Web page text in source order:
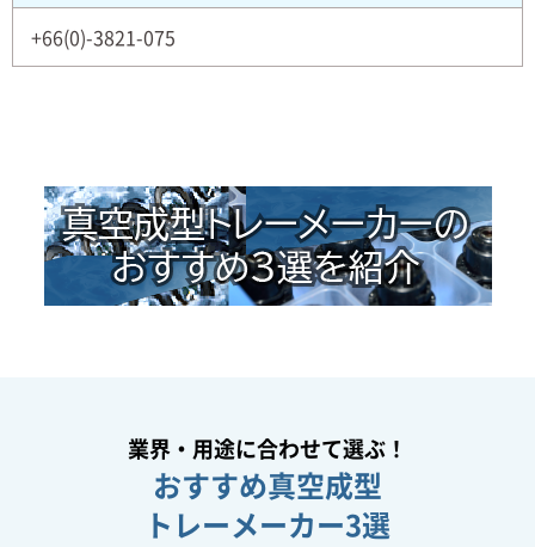
+66(0)-3821-075
業界・用途に合わせて選ぶ！
おすすめ真空成型
トレーメーカー3選